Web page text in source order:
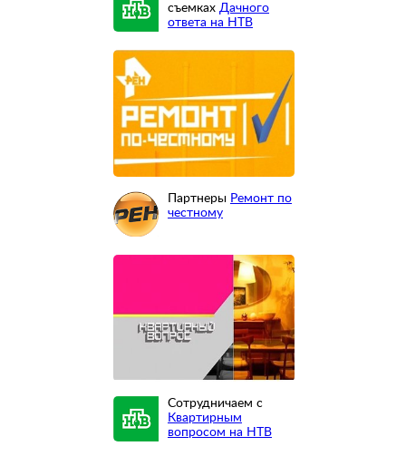
съемках Дачного
ответа на НТВ
Партнеры Ремонт по
честному
Сотрудничаем с
Квартирным
вопросом на НТВ